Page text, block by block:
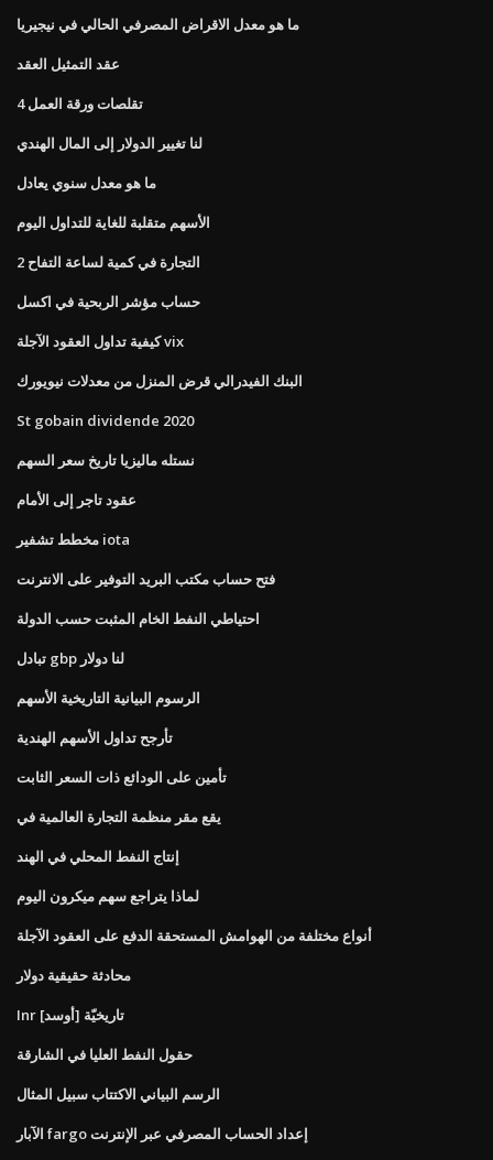
ما هو معدل الاقراض المصرفي الحالي في نيجيريا
عقد التمثيل العقد
تقلصات ورقة العمل 4
لنا تغيير الدولار إلى المال الهندي
ما هو معدل سنوي يعادل
الأسهم متقلبة للغاية للتداول اليوم
التجارة في كمية لساعة التفاح 2
حساب مؤشر الربحية في اكسل
كيفية تداول العقود الآجلة vix
البنك الفيدرالي قرض المنزل من معدلات نيويورك
St gobain dividende 2020
نستله ماليزيا تاريخ سعر السهم
عقود تاجر إلى الأمام
مخطط تشفير iota
فتح حساب مكتب البريد التوفير على الانترنت
احتياطي النفط الخام المثبت حسب الدولة
تبادل gbp لنا دولار
الرسوم البيانية التاريخية الأسهم
تأرجح تداول الأسهم الهندية
تأمين على الودائع ذات السعر الثابت
يقع مقر منظمة التجارة العالمية في
إنتاج النفط المحلي في الهند
لماذا يتراجع سهم ميكرون اليوم
أنواع مختلفة من الهوامش المستحقة الدفع على العقود الآجلة
محادثة حقيقية دولار
Inr [أوسد] تاريخيّة
حقول النفط العليا في الشارقة
الرسم البياني الاكتتاب سبيل المثال
الآبار fargo إعداد الحساب المصرفي عبر الإنترنت